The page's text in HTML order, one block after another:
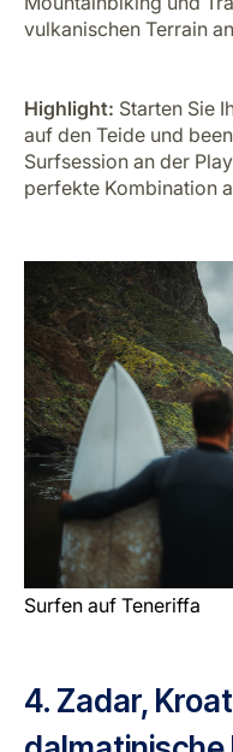
vulkanischen Terrain
Highlight: Starten Sie
auf den Teide und
Surfsession an der
perfekte Kombination
Surfen auf Teneriffa
4. Zadar,